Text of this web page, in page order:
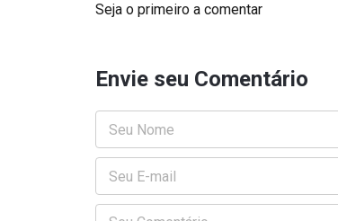
Seja o primeiro a comentar
Envie seu Comentário